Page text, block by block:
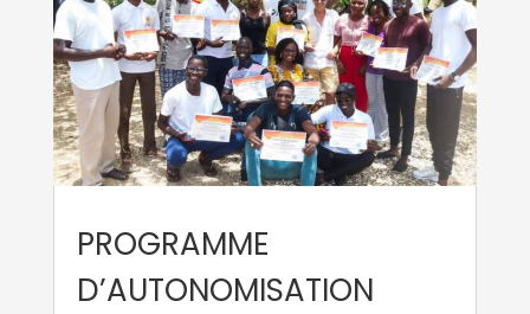
PROGRAMME
D’AUTONOMISATION